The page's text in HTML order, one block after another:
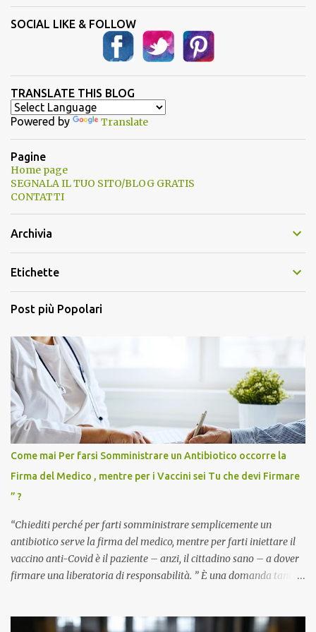
SOCIAL LIKE & FOLLOW
TRANSLATE THIS BLOG
Powered by Translate
Pagine
Home page
SEGNALA IL TUO SITO/BLOG GRATIS
CONTATTI
Archivia
Etichette
Post più Popolari
Come mai Per farsi Somministrare un Antibiotico occorre la
Firma del Medico , mentre per i Vaccini sei Tu che devi Firmare
” ?
“Chiediti perché per farti somministrare semplicemente un
antibiotico serve la firma del medico, mentre per farti iniettare il
vaccino anti-Covid è il paziente – anzi, il cittadino sano – a dover
firmare una liberatoria di responsabilità. ” È una domanda tanto
pandemia. Un interrogativo che dovrebbe scuotere chiunque abbia